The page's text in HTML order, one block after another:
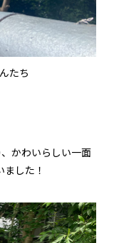
たち
かわいらしい一面
した！